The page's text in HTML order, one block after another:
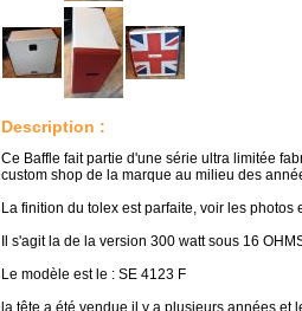
Description :
Ce Baffle fait partie d'une série ultra limitée
custom shop de la marque au milieu des
La finition du tolex est parfaite, voir les photos
Il s'agit la de la version 300 watt sous 16
Le modèle est le : SE 4123 F
la tête a été vendue il y a plusieurs années et